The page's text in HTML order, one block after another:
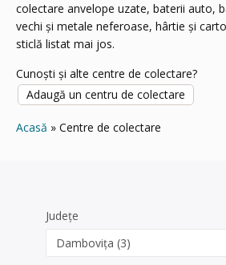
colectare anvelope uzate, baterii auto,
vechi și metale neferoase, hârtie și
sticlă listat mai jos.
Cunoști și alte centre de colectare?
Adaugă un centru de colectare
Acasă Centre de colectare
Județe